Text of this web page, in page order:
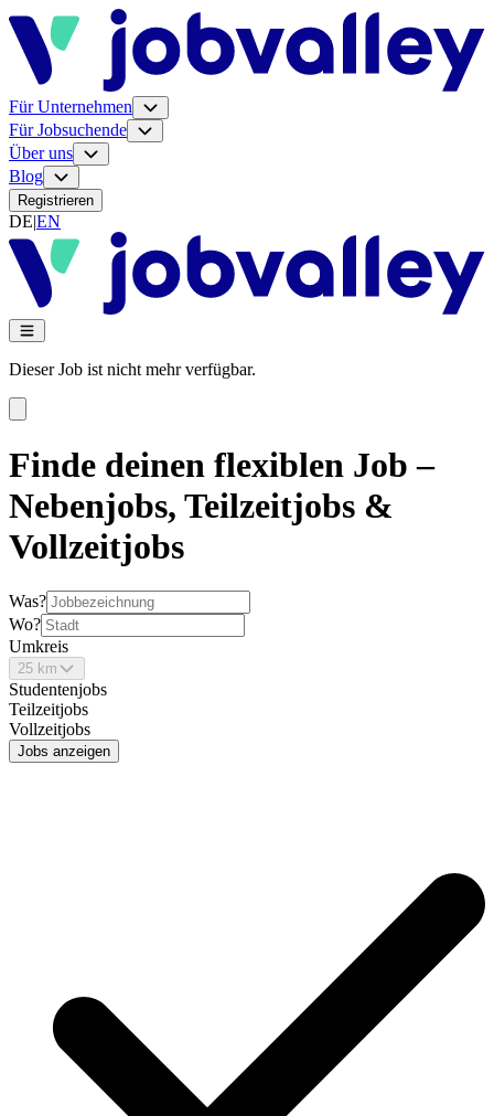
Für Unternehmen
Für Jobsuchende
Über uns
Blog
Registrieren
DE|EN
Dieser Job ist nicht mehr verfügbar.
Finde deinen flexiblen Job –
Nebenjobs, Teilzeitjobs &
Vollzeitjobs
Was?
Wo?
Umkreis
25 km
Studentenjobs
Teilzeitjobs
Vollzeitjobs
Jobs anzeigen